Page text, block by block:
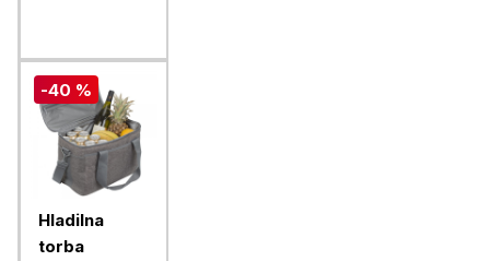
-40 %
Hladilna
torba